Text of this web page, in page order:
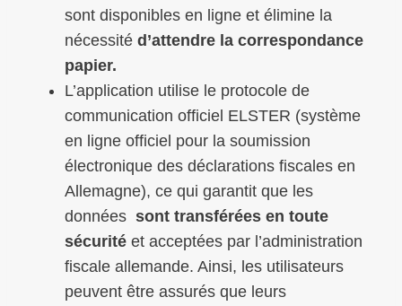
sont disponibles en ligne et élimine la
nécessité d’attendre la correspondance
papier.
L’application utilise le protocole de
communication officiel ELSTER (système
en ligne officiel pour la soumission
électronique des déclarations fiscales en
Allemagne), ce qui garantit que les
données sont transférées en toute
sécurité et acceptées par l’administration
fiscale allemande. Ainsi, les utilisateurs
peuvent être assurés que leurs